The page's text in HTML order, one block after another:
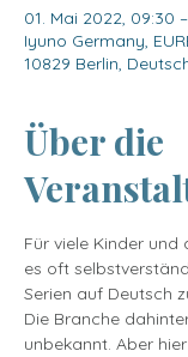
01. Mai 2022, 09:30
Iyuno Germany,
10829 Berlin,
Über die
Für viele Kinder
es oft
Serien auf Deutsch
Die Branche
unbekannt. Aber